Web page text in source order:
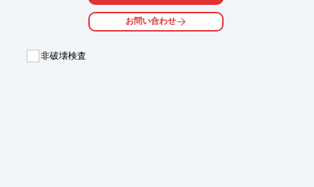
【活用シーン】
・ダム堤体の広範囲な目視点検
・アクセス困難な箇所の詳細調査
・定期的な維持管理業務
お問い合わせ
非破壊検査